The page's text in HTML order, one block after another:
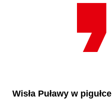
Wisła Puławy w pigułce